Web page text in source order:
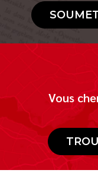
Vous